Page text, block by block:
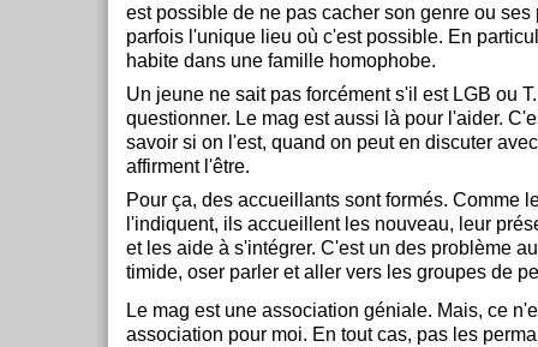
est possible de ne pas cacher son genre ou ses
parfois l'unique lieu où c'est possible. En
habite dans une famille homophobe.
Un jeune ne sait pas forcément s'il est LGB ou
questionner. Le mag est aussi là pour l'aider.
savoir si on l'est, quand on peut en discuter
affirment l'être.
Pour ça, des accueillants sont formés. Comme
l'indiquent, ils accueillent les nouveau, leur
et les aide à s'intégrer. C'est un des problème
timide, oser parler et aller vers les groupes de
Le mag est une association géniale. Mais, ce
association pour moi. En tout cas, pas les